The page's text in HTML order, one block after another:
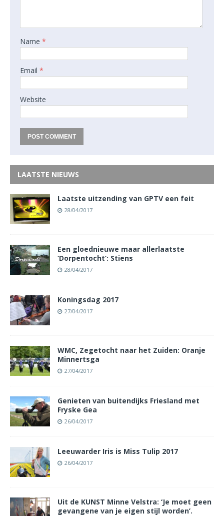
Name *
Email *
Website
LAATSTE NIEUWS
Laatste uitzending van GPTV een feit
28/04/2017
Een gloednieuwe maar allerlaatste
‘Dorpentocht’: Stiens
28/04/2017
Koningsdag 2017
27/04/2017
WMC, Zegetocht naar het Zuiden: Oranje
Minnertsga
27/04/2017
Genieten van buitendijks Friesland met
Fryske Gea
26/04/2017
Leeuwarder Iris is Miss Tulip 2017
26/04/2017
Uit de KUNST Minne Velstra: ‘Je moet geen
gevangene van je eigen stijl worden’.